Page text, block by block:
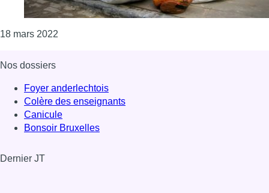
18 mars 2022
Nos dossiers
Foyer anderlechtois
Colère des enseignants
Canicule
Bonsoir Bruxelles
Dernier JT